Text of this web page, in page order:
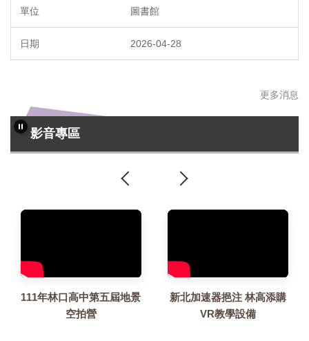
圖書館
2026-04-28
更多消息
影音專區
111年林口高中第五屆地景
空拍營
新北加速器挹注 林高添購
VR教學設備